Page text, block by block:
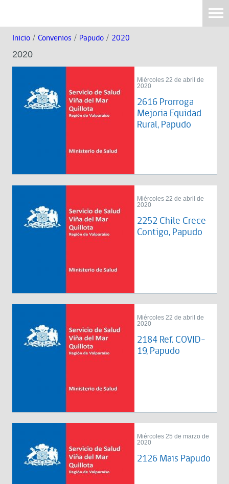
Inicio / Convenios / Papudo / 2020
2020
Miércoles 22 de abril de
2020
2616 Prorroga
Mejoria Equidad
Rural, Papudo
Miércoles 22 de abril de
2020
2252 Chile Crece
Contigo, Papudo
Miércoles 22 de abril de
2020
2184 Ref. COVID-
19, Papudo
Miércoles 25 de marzo de
2020
2126 Mais Papudo